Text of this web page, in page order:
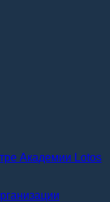
Академии Lotos